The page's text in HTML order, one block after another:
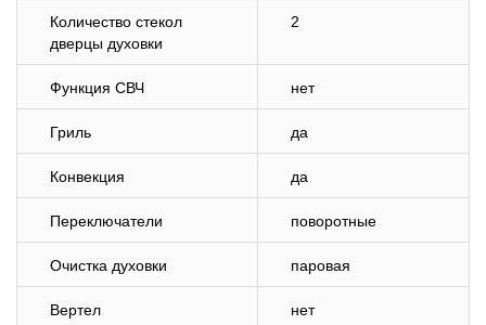
Количество стекол
дверцы духовки
2
Функция СВЧ нет
Гриль да
Конвекция да
Переключатели поворотные
Очистка духовки паровая
Вертел нет